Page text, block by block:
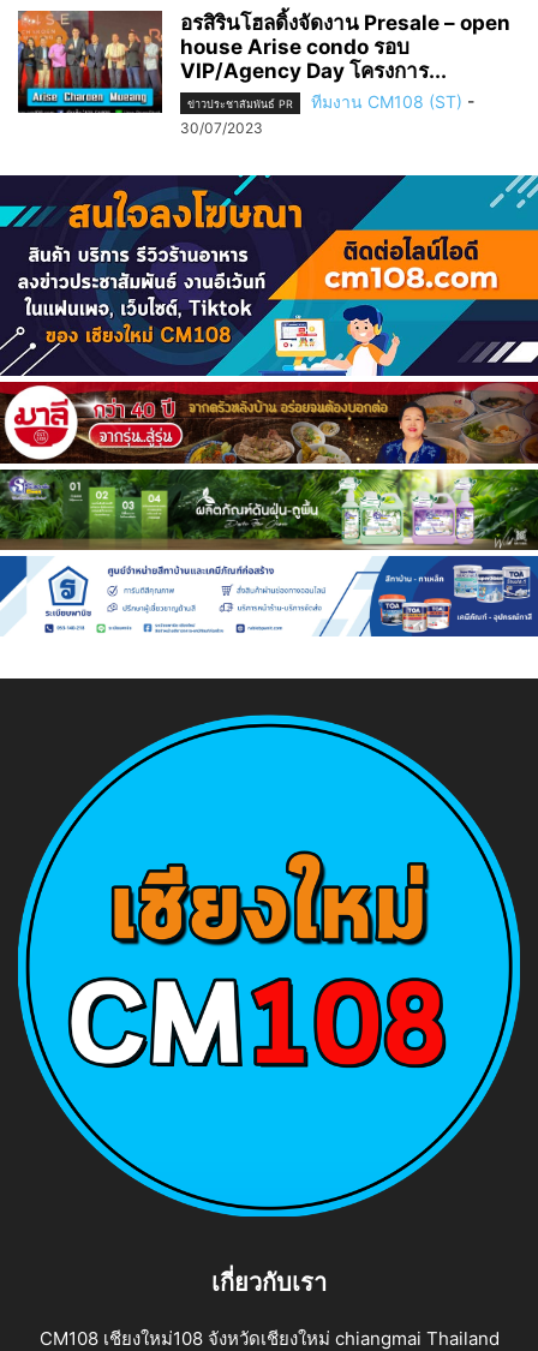
อรสิรินโฮลดิ้งจัดงาน Presale – open
house Arise condo รอบ
VIP/Agency Day โครงการ...
ข่าวประชาสัมพันธ์ PR ทีมงาน CM108 (ST) -
30/07/2023
เกี่ยวกับเรา
CM108 เชียงใหม่108 จังหวัดเชียงใหม่ chiangmai Thailand